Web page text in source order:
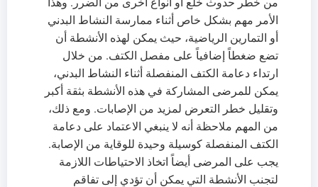
الأمر مهم بشكل خاص أثناء ممارسة النشاط البدني
أو التمارين الرياضية، حيث يمكن لهذه الأنشطة أن
تضع ضغطاً إضافياً على مفصل الكتف. من خلال
ارتداء دعامة الكتف المنفصلة أثناء النشاط البدني،
يمكن للمرضى المشاركة في هذه الأنشطة بثقة أكبر
وتقليل خطر التعرض لمزيد من الإصابات. ومع ذلك،
من المهم ملاحظة أنه لا ينبغي الاعتماد على دعامة
الكتف المنفصلة كوسيلة وحيدة للوقاية من الإصابة.
يجب على المرضى أيضاً اتخاذ الاحتياطات اللازمة
لتجنب الأنشطة التي يمكن أن تؤدي إلى تفاقم